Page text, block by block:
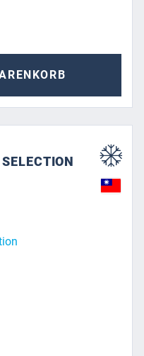
gewünschten